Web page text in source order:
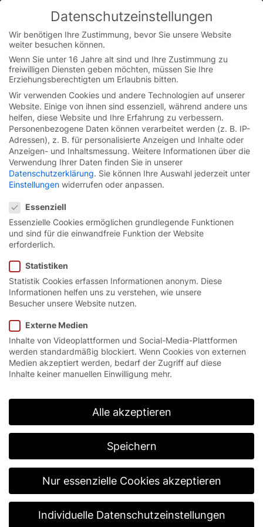
You are currently on the Austrian German website.
Switch to the English version.
Skip
content
Tor-Lösungen fürPark-
und Tiefgaragen.
Sicherer Objektschutz
und hohe
Park- und Tiefgaragen können einen sensiblen
Übergang im Gebäudeabschluss darstellen. Hohe
Schließgeschwindigkeiten, eine einbruchhemmende
Konstruktion sowie eine auf viele tägliche
Lastwechsel ausgelegte Lebensdauer sind hier die
Mindestanforderungen an ein zuverlässiges
Parkgaragentor. Schnelllauftore für Parksysteme von
EFAFLEX verhindern den Zutritt von Unbefugten,
Datenschutzeinstellungen
Wir benötigen Ihre Zustimmung, bevor Sie unsere Website
weiter besuchen können.
Wenn Sie unter 16 Jahre alt sind und Ihre Zustimmung zu
freiwilligen Diensten geben möchten, müssen Sie Ihre
Erziehungsberechtigten um Erlaubnis bitten.
Wir verwenden Cookies und andere Technologien auf unserer
Website. Einige von ihnen sind essenziell, während andere uns
helfen, diese Website und Ihre Erfahrung zu verbessern.
Personenbezogene Daten können verarbeitet werden (z. B. IP-
Adressen), z. B. für personalisierte Anzeigen und Inhalte oder
Anzeigen- und Inhaltsmessung. Weitere Informationen über die
Verwendung Ihrer Daten finden Sie in unserer
Datenschutzerklärung. Sie können Ihre Auswahl jederzeit unter
Einstellungen widerrufen oder anpassen.
Essenziell
Essenzielle Cookies ermöglichen grundlegende Funktionen
und sind für die einwandfreie Funktion der Website
erforderlich.
Statistiken
Statistik Cookies erfassen Informationen anonym. Diese
Informationen helfen uns zu verstehen, wie unsere
Besucher unsere Website nutzen.
Externe Medien
Inhalte von Videoplattformen und Social-Media-Plattformen
werden standardmäßig blockiert. Wenn Cookies von externen
Medien akzeptiert werden, bedarf der Zugriff auf diese
Inhalte keiner manuellen Einwilligung mehr.
Alle akzeptieren
Speichern
Nur essenzielle Cookies akzeptieren
Individuelle Datenschutzeinstellungen